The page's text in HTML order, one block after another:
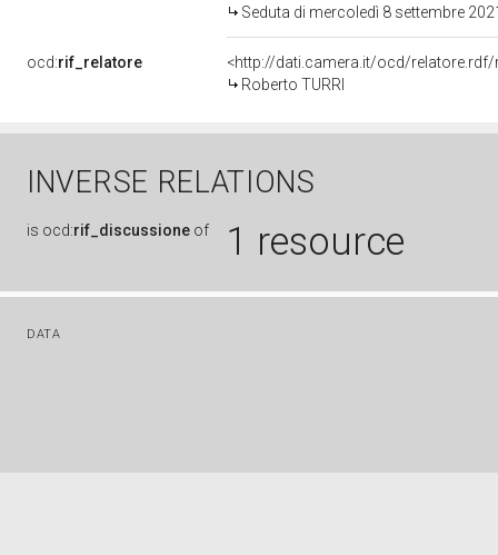
Seduta di mercoledì 8 settembre
ocd:rif_relatore
<http://dati.camera.it/ocd/relatore.rdf/
Roberto TURRI
INVERSE RELATIONS
is ocd:rif_discussione of 1 resource
DATA